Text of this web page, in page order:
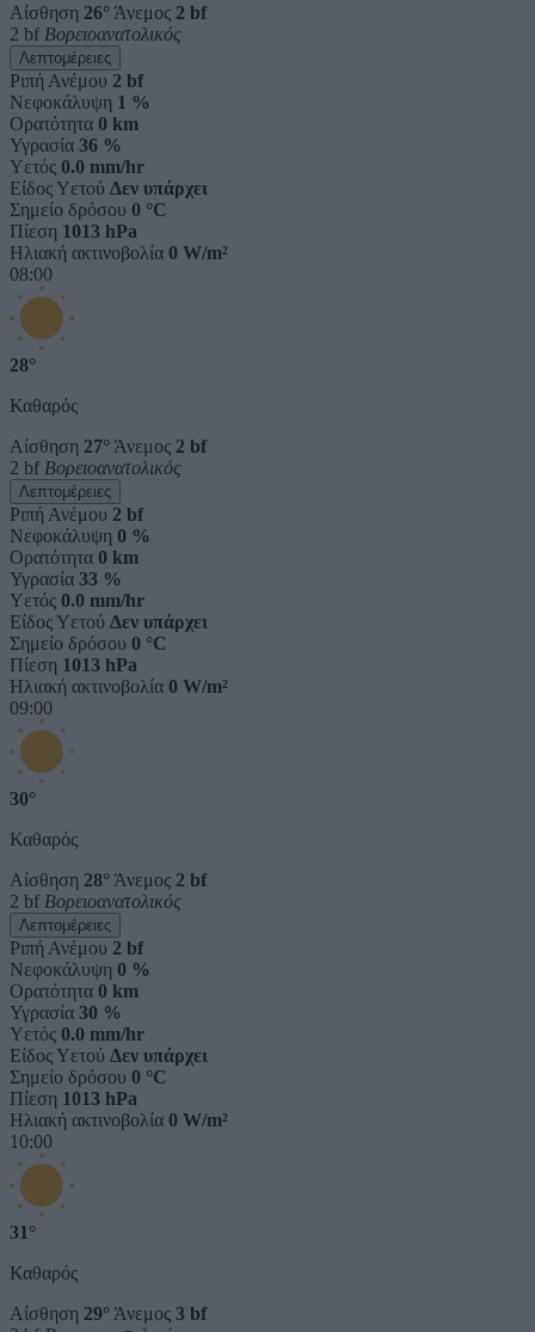
Αίσθηση 26° Άνεμος 2 bf
2 bf Βορειοανατολικός
Λεπτομέρειες
Ριπή Ανέμου 2 bf
Νεφοκάλυψη 1 %
Ορατότητα 0 km
Υγρασία 36 %
Υετός 0.0 mm/hr
Είδος Υετού Δεν υπάρχει
Σημείο δρόσου 0 °C
Πίεση 1013 hPa
Ηλιακή ακτινοβολία 0 W/m²
08:00
28°
Καθαρός
Αίσθηση 27° Άνεμος 2 bf
2 bf Βορειοανατολικός
Λεπτομέρειες
Ριπή Ανέμου 2 bf
Νεφοκάλυψη 0 %
Ορατότητα 0 km
Υγρασία 33 %
Υετός 0.0 mm/hr
Είδος Υετού Δεν υπάρχει
Σημείο δρόσου 0 °C
Πίεση 1013 hPa
Ηλιακή ακτινοβολία 0 W/m²
09:00
30°
Καθαρός
Αίσθηση 28° Άνεμος 2 bf
2 bf Βορειοανατολικός
Λεπτομέρειες
Ριπή Ανέμου 2 bf
Νεφοκάλυψη 0 %
Ορατότητα 0 km
Υγρασία 30 %
Υετός 0.0 mm/hr
Είδος Υετού Δεν υπάρχει
Σημείο δρόσου 0 °C
Πίεση 1013 hPa
Ηλιακή ακτινοβολία 0 W/m²
10:00
31°
Καθαρός
Αίσθηση 29° Άνεμος 3 bf